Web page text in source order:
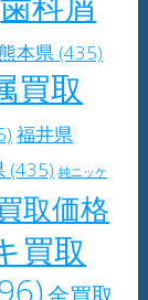
本県 (435)
買取
福井県
(435) 純ニッケ
取価格
買取